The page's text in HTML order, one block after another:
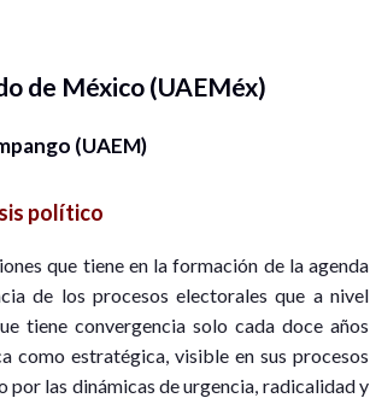
de México (UAEMéx)
(UAEM)
político
que tiene en la formación de la agenda
de los procesos electorales que a nivel
tiene convergencia solo cada doce años
como estratégica, visible en sus procesos
las dinámicas de urgencia, radicalidad y